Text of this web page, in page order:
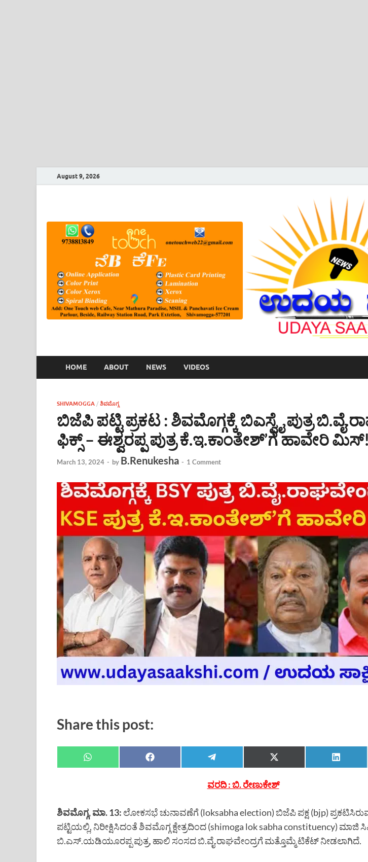
August 9, 2026
HOME ABOUT NEWS VIDEOS
SHIVAMOGGA / ಶಿವಮೊಗ್ಗ
ಬಿಜೆಪಿ ಪಟ್ಟಿ ಪ್ರಕಟ : ಶಿವಮೊಗ್ಗಕ್ಕೆ ಬಿಎಸ್ವೈ ಪುತ್ರ
ಫಿಕ್ಸ್ – ಈಶ್ವರಪ್ಪ ಪುತ್ರ ಕೆ.ಇ.ಕಾಂತೇಶ್’ಗೆ ಹಾವೇರಿ ಮಿಸ್!
March 13, 2024 - by B.Renukesha - 1 Comment
Share this post:
ವರದಿ : ಬಿ. ರೇಣುಕೇಶ್
ಶಿವಮೊಗ್ಗ, ಮಾ. 13: ಲೋಕಸಭೆ ಚುನಾವಣೆಗೆ (loksabha election) ಬಿಜೆಪಿ ಪಕ್ಷ (bjp)
ಪಟ್ಟಿಯಲ್ಲಿ, ನಿರೀಕ್ಷಿಸಿದಂತೆ ಶಿವಮೊಗ್ಗ ಕ್ಷೇತ್ರದಿಂದ (shimoga lok sabha constituency) ಮಾಜಿ
ಬಿ.ಎಸ್.ಯಡಿಯೂರಪ್ಪ ಪುತ್ರ, ಹಾಲಿ ಸಂಸದ ಬಿ.ವೈ.ರಾಘವೇಂದ್ರಗೆ ಮತ್ತೊಮ್ಮೆ ಟಿಕೆಟ್ ನೀಡಲಾಗಿದೆ.